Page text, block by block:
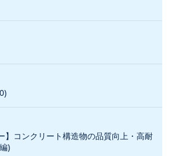
】コンクリート構造物の品質向上・高耐
)